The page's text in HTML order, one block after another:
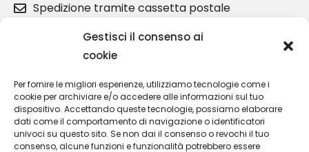
Gestisci il consenso ai
cookie
Per fornire le migliori esperienze, utilizziamo tecnologie come i
cookie per archiviare e/o accedere alle informazioni sul tuo
dispositivo. Accettando queste tecnologie, possiamo elaborare
dati come il comportamento di navigazione o identificatori
univoci su questo sito. Se non dai il consenso o revochi il tuo
consenso, alcune funzioni e funzionalità potrebbero essere
Spedizione tramite cassetta postale
Chi siamo
politica sulla riservatezza
Informazioni sul prodotto
Coprimozzo Lancia Kappa Coupè
Maniglia porta Lancia Delta Integrale
Leva cambio Lancia Kappa